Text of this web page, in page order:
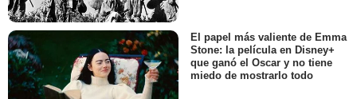
El papel más valiente de Emma
Stone: la película en Disney+
que ganó el Oscar y no tiene
miedo de mostrarlo todo